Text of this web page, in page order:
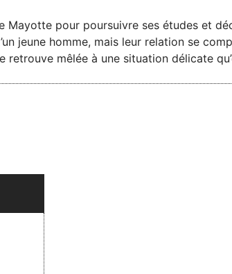
Mayotte pour poursuivre ses études et
jeune homme, mais leur relation se
retrouve mêlée à une situation délicate